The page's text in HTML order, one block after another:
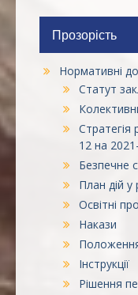
Прозорість
Нормативні
Статут
Стратегія
12 на
Безпечне
План дій у
Освітні
Накази
Інструкції
Рішення